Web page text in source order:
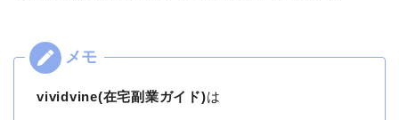
vividvine(在宅副業ガイド)は